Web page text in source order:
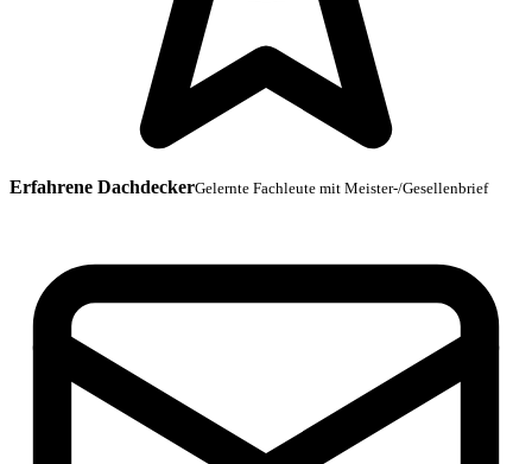
Erfahrene DachdeckerGelernte Fachleute mit Meister-/Gesellenbrief